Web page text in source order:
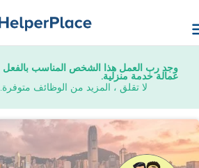
وجد رب العمل هذا الشخص المناسب بالفعل
عمالة خدمة منزلية.
لا تقلق ، المزيد من الوظائف متوفرة.